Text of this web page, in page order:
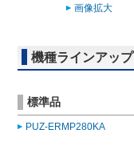
画像拡大
機種ラインアップ
標準品
PUZ-ERMP280KA